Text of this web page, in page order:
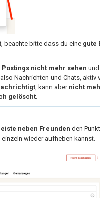
, beachte bitte dass du eine gute
Postings nicht mehr sehen
Nachrichten und Chats,
, kann aber nicht
gelöscht.
neben Freunden den Punkt
wieder aufheben kannst.